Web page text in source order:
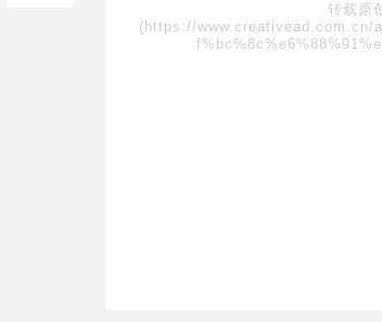
转载原
(https://www.creativead.com.cn/